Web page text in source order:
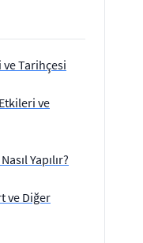
Tarihçesi
ve
Yapılır?
ve Diğer